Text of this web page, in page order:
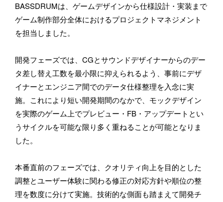
BASSDRUMは、ゲームデザインから仕様設計・実装まで
ゲーム制作部分全体におけるプロジェクトマネジメント
を担当しました。
開発フェーズでは、CGとサウンドデザイナーからのデー
タ差し替え工数を最小限に抑えられるよう、事前にデザ
イナーとエンジニア間でのデータ仕様整理を入念に実
施。これにより短い開発期間のなかで、モックデザイン
を実際のゲーム上でプレビュー・FB・アップデートとい
うサイクルを可能な限り多く重ねることが可能となりま
した。
本番直前のフェーズでは、クオリティ向上を目的とした
調整とユーザー体験に関わる修正の対応方針や順位の整
理を数度に分けて実施。技術的な側面も踏まえて開発チ